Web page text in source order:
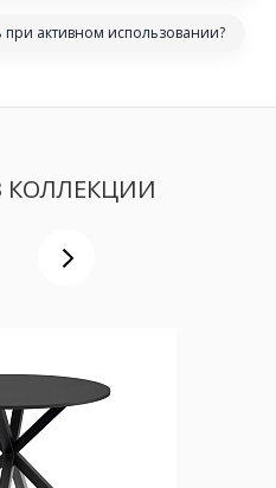
активном использовании?
КОЛЛЕКЦИИ